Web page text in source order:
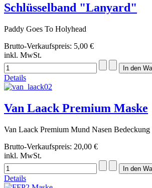
Schlüsselband "Lanyard"
Paddy Goes To Holyhead
Brutto-Verkaufspreis: 5,00 €
inkl. MwSt.
Details
Van Laack Premium Maske
Van Laack Premium Mund Nasen
Brutto-Verkaufspreis: 20,00 €
inkl. MwSt.
Details